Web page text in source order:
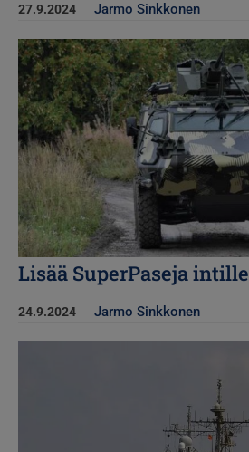
27.9.2024 Jarmo Sinkkonen
Kuva
Lisää SuperPaseja intille
24.9.2024 Jarmo Sinkkonen